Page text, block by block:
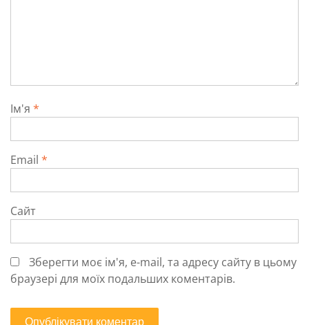
Ім'я *
Email *
Сайт
Зберегти моє ім'я, e-mail, та адресу сайту в цьому
браузері для моїх подальших коментарів.